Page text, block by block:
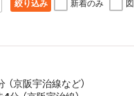
絞り込み 新着のみ
（京阪宇治線など）